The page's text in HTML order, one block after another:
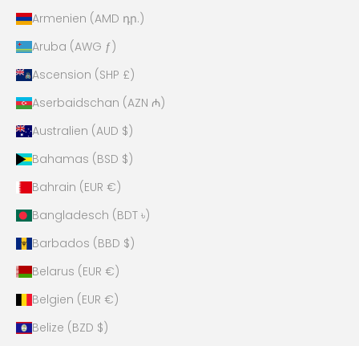
Armenien (AMD դր.)
Aruba (AWG ƒ)
Ascension (SHP £)
Aserbaidschan (AZN ₼)
Australien (AUD $)
Bahamas (BSD $)
Bahrain (EUR €)
Bangladesch (BDT ৳)
Barbados (BBD $)
Belarus (EUR €)
Belgien (EUR €)
Belize (BZD $)